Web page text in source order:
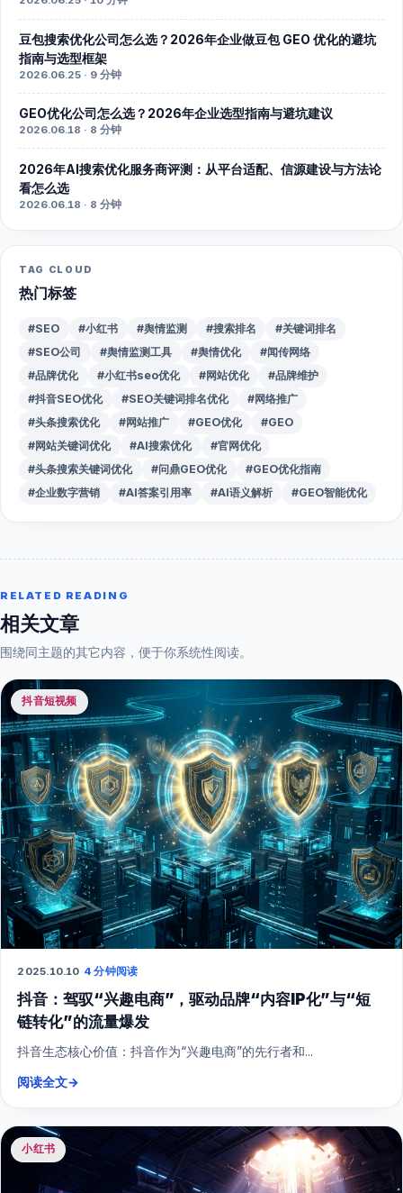
豆包搜索优化公司怎么选？2026年企业做豆包 GEO 优化的避坑
指南与选型框架
2026.06.25 · 9 分钟
GEO优化公司怎么选？2026年企业选型指南与避坑建议
2026.06.18 · 8 分钟
2026年AI搜索优化服务商评测：从平台适配、信源建设与方法论
看怎么选
2026.06.18 · 8 分钟
TAG CLOUD
热门标签
#SEO #小红书 #舆情监测 #搜索排名
#关键词排名
#SEO公司
#舆情监测工具 #舆情优化
#闻传网络
#品牌优化
#小红书seo优化 #网站优化
#品牌维护
#抖音SEO优化
#SEO关键词排名优化
#网络推广
#头条搜索优化
#网站推广 #GEO优化
#GEO
#网站关键词优化
#AI搜索优化
#官网优化
#头条搜索关键词优化
#问鼎GEO优化
#GEO优化指南
#企业数字营销
#AI答案引用率 #AI语义解析 #GEO智能优化
RELATED READING
相关文章
围绕同主题的其它内容，便于你系统性阅读。
抖音短视频
2025.10.10·4 分钟阅读
抖音：驾驭“兴趣电商”，驱动品牌“内容IP化”与“短
链转化”的流量爆发
抖音生态核心价值：抖音作为“兴趣电商”的先行者和...
阅读全文→
小红书